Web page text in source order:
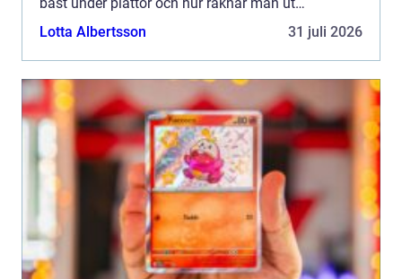
mängden? Med rätt kunskap blir både planering,
Lotta Albertsson 31 juli 2026